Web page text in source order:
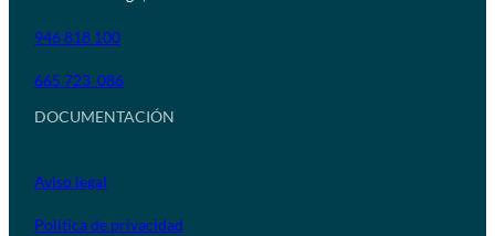
946 818 100
665 723 086
DOCUMENTACIÓN
Aviso legal
Política de privacidad